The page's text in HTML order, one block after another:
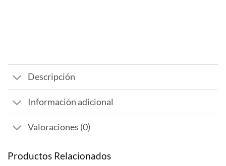
Descripción
Información adicional
Valoraciones (0)
Productos Relacionados